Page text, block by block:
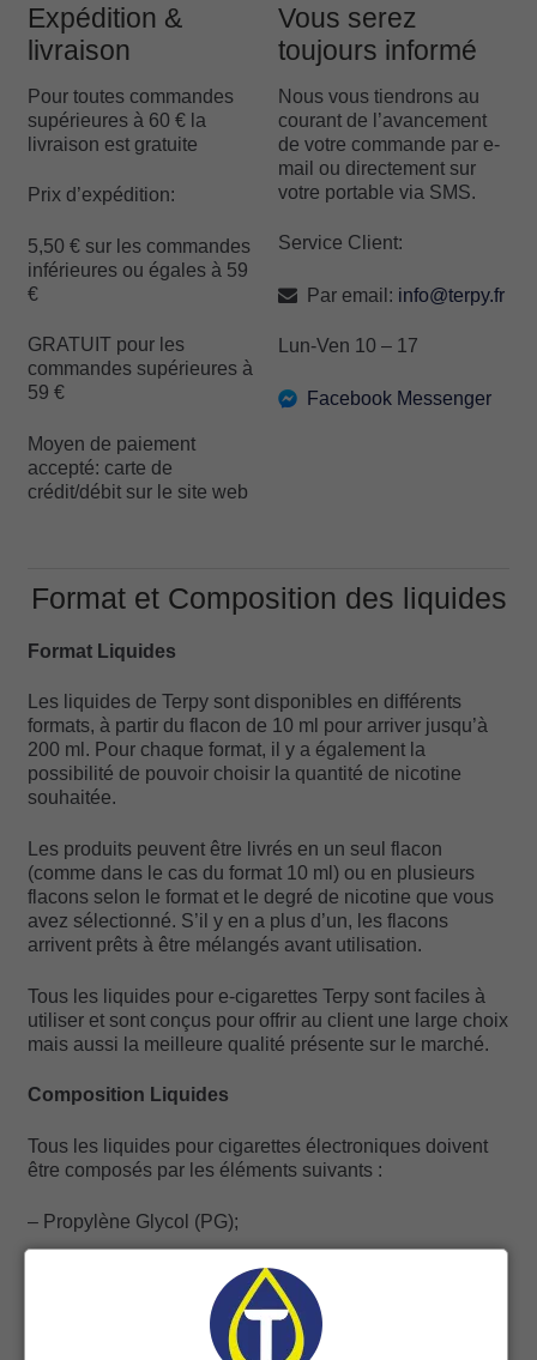
Expédition &
livraison
Pour toutes commandes
supérieures à 60 € la
livraison est gratuite
Prix d’expédition:
5,50 € sur les commandes
inférieures ou égales à 59
€
GRATUIT pour les
commandes supérieures à
59 €
Moyen de paiement
accepté: carte de
crédit/débit sur le site web
Vous serez
toujours informé
Nous vous tiendrons au
courant de l’avancement
de votre commande par e-
mail ou directement sur
votre portable via SMS.
Service Client:
Par email: info@terpy.fr
Lun-Ven 10 – 17
Facebook Messenger
Format et Composition des liquides
Format Liquides
Les liquides de Terpy sont disponibles en différents
formats, à partir du flacon de 10 ml pour arriver jusqu’à
200 ml. Pour chaque format, il y a également la
possibilité de pouvoir choisir la quantité de nicotine
souhaitée.
Les produits peuvent être livrés en un seul flacon
(comme dans le cas du format 10 ml) ou en plusieurs
flacons selon le format et le degré de nicotine que vous
avez sélectionné. S’il y en a plus d’un, les flacons
arrivent prêts à être mélangés avant utilisation.
Tous les liquides pour e-cigarettes Terpy sont faciles à
utiliser et sont conçus pour offrir au client une large choix
mais aussi la meilleure qualité présente sur le marché.
Composition Liquides
Tous les liquides pour cigarettes électroniques doivent
être composés par les éléments suivants :
– Propylène Glycol (PG);
– Glycérol végétal (ou glycérine) (VG)